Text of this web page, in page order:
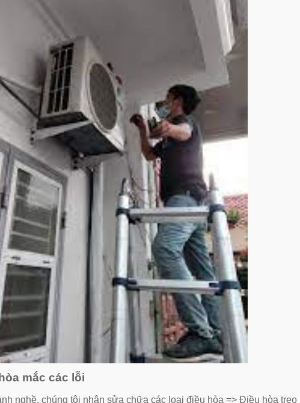
mắc các lỗi
nghề, chúng tôi nhận sửa chữa các loại điều hòa => Điều hòa treo